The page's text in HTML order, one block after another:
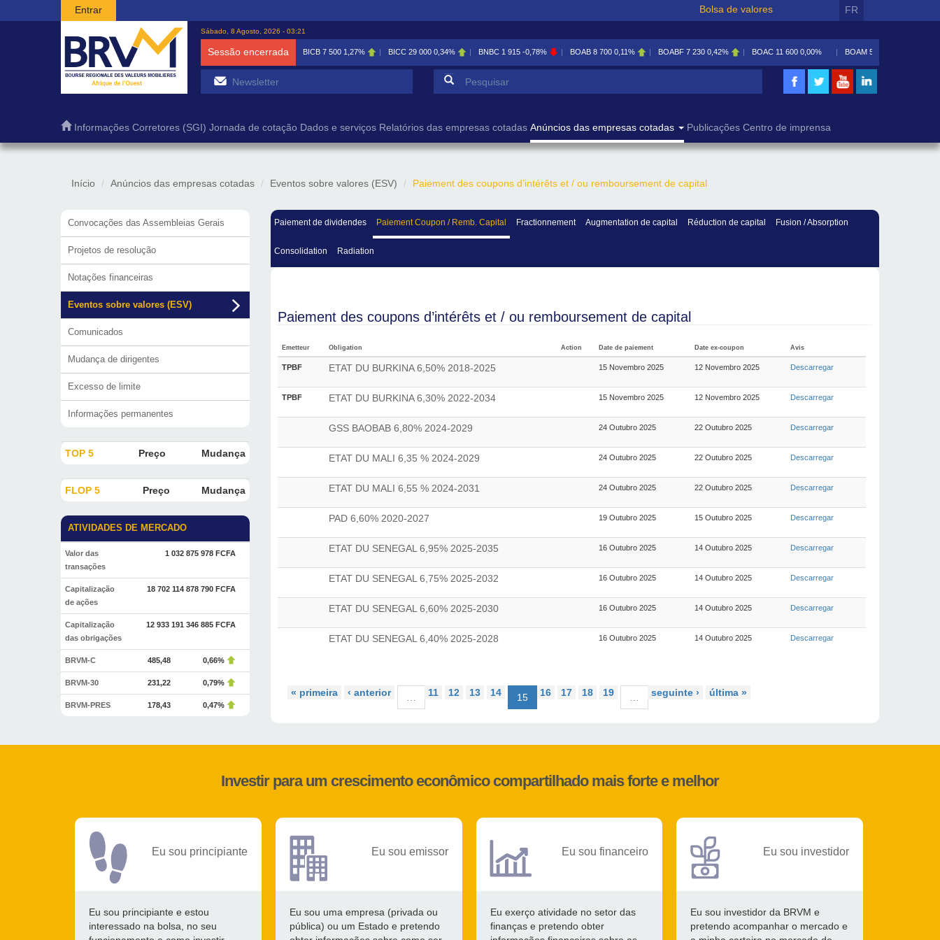
Passar para o conteúdo principal
Entrar Bolsa de valores FR
Sábado, 8 Agosto, 2026 - 03:21
Sessão encerrada BICB 7 500 1,27% BICC 29 000 0,34% BNBC 1 915 -0,78% BOAB 8 700 0,11% BOABF 7 230 0,42% BOAC 11 600 0,00% BOAM 5 585
Formulário de pesquisa
Informações Corretores (SGI) Jornada de cotação Dados e serviços Relatórios das empresas cotadas Anúncios das empresas cotadas Publicações Centro de imprensa
Início Anúncios das empresas cotadas Eventos sobre valores (ESV) Paiement des coupons d’intérêts et / ou remboursement de capital
Convocações das Assembleias Gerais
Projetos de resolução
Notações financeiras
Eventos sobre valores (ESV)
Comunicados
Mudança de dirigentes
Excesso de limite
Informações permanentes
TOP 5 Preço Mudança
FLOP 5 Preço Mudança
ATIVIDADES DE MERCADO
Valor das
transações
1 032 875 978 FCFA
Capitalização
de ações
18 702 114 878 790 FCFA
Capitalização
das obrigações
12 933 191 346 885 FCFA
BRVM-C 485,48 0,66%
BRVM-30 231,22 0,79%
BRVM-PRES 178,43 0,47%
Paiement de dividendes Paiement Coupon / Remb. Capital Fractionnement Augmentation de capital Réduction de capital Fusion / Absorption
Consolidation Radiation
Paiement des coupons d’intérêts et / ou remboursement de capital
Emetteur Obligation Action Date de paiement Date ex-coupon Avis
TPBF ETAT DU BURKINA 6,50% 2018-2025 15 Novembro 2025 12 Novembro 2025 Descarregar
TPBF ETAT DU BURKINA 6,30% 2022-2034 15 Novembro 2025 12 Novembro 2025 Descarregar
GSS BAOBAB 6,80% 2024-2029 24 Outubro 2025 22 Outubro 2025 Descarregar
ETAT DU MALI 6,35 % 2024-2029 24 Outubro 2025 22 Outubro 2025 Descarregar
ETAT DU MALI 6,55 % 2024-2031 24 Outubro 2025 22 Outubro 2025 Descarregar
PAD 6,60% 2020-2027 19 Outubro 2025 15 Outubro 2025 Descarregar
ETAT DU SENEGAL 6,95% 2025-2035 16 Outubro 2025 14 Outubro 2025 Descarregar
ETAT DU SENEGAL 6,75% 2025-2032 16 Outubro 2025 14 Outubro 2025 Descarregar
ETAT DU SENEGAL 6,60% 2025-2030 16 Outubro 2025 14 Outubro 2025 Descarregar
ETAT DU SENEGAL 6,40% 2025-2028 16 Outubro 2025 14 Outubro 2025 Descarregar
« primeira ‹ anterior 11 12 13 14 15 16 17 18 19 seguinte › última »
Investir para um crescimento econômico compartilhado mais forte e melhor
Eu sou principiante
Eu sou principiante e estou
interessado na bolsa, no seu
Eu sou emissor
Eu sou uma empresa (privada ou
pública) ou um Estado e pretendo
Eu sou financeiro
Eu exerço atividade no setor das
finanças e pretendo obter
Eu sou investidor
Eu sou investidor da BRVM e
pretendo acompanhar o mercado e